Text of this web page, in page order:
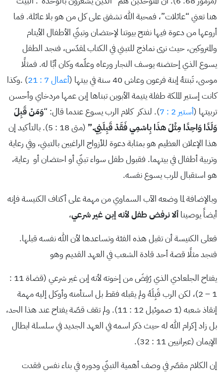
هنا تعني “عائلات”، فمحبة الله تشفق على كل من هو بلا عائلة. فما
أروعها من دعوة فيها نفتح بيوتنا لإحتضان وتبنّي الأطفال الأيتام
والمتروكين، حيث نرى نماذج للتبني في الكتاب لمقدّس، فنجد الطفل
يسوع الذي إحتضنه يوسف النجار ورعاه وعلّمه وكان أبًا له. فمثلًا
موسى، تَبنتهُ إبنة فرعون وعاش 40 سنة في بيتها (
أعمال 7 : 21
) .وكذا
كانت إستير الملكة طفلة يتيمة الأبوين تبناها إبن عمها مردخاي وأحسن
تربيتها (أستير 2 : 7 ). لنذكر كلام الرب يسوع عندما قال: “وَمَنْ قَبِلَ
وَلَدًا وَاحِدًا مِثْلَ هذَا بِاسْمِي فَقَدْ قَبِلَنِي.”
(متى 18 : 5). بالتأكيد إن
هذا الإعلان العظيم هو بمثابة دعوة للأزواج الراغبين بالتبني، وفي رعاية
وتربية أطفال في بيتهما. فقبول طفل سواء تبنّي أو احتضان أو رعاية،
هو استقبال للرب يسوع نفسه.
وبالإضافة لما وضعه الآب السماوي من مهمة على أكتاف الكنيسة فإنه
أيضاً يوصيناألا نرفض طفل لأنه إبن غير شرعي،
فعلى الكنيسة أن تقبل هذه الفئة وتساعدها لأن الله نفسه قبلها.
فنجد مثلًا قصة أحد قادة الشعب في العهد القديم وهو
يفتاح الجلعادي الذي رُفِضَ من إخوته لأنه إبن غير شرعي (قضاة 11 :
1 – 2)، لكن الرب قَبِلَهُ ولم يقبله فقط بل استأمنه وأوكل إليه مهمة
إنقاذ شعبه (1 صموئيل 12 : 11). ولم تقف قصّة يفتاح عند هذا الحد،
بل زاد إكرام الله له حيث ذكر اسمه في العهد الجديد في سلسلة ابطال
الإيمان (عبرانيين 11 : 32).
إن الكلام مقصّر في وصف أهمية التبنّي ودوره في بناء نفس فقدت